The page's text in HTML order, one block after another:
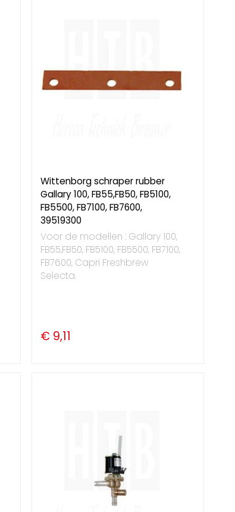
Wittenborg schraper rubber
Gallary 100, FB55,FB50, FB5100,
FB5500, FB7100, FB7600,
39519300
Voor de modellen : Gallary 100,
FB55,FB50, FB5100, FB5500, FB7100,
FB7600, Capri Freshbrew
Selecta.
€ 9,11